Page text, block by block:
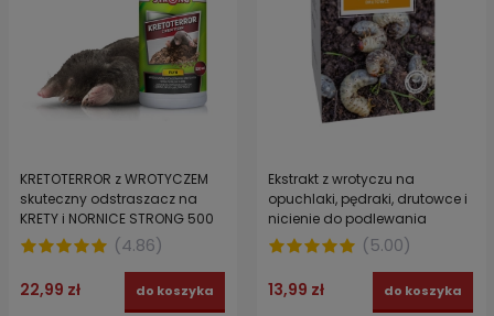
KRETOTERROR z WROTYCZEM
skuteczny odstraszacz na
KRETY i NORNICE STRONG 500
ml
(4.86)
22,99 zł do koszyka
Ekstrakt z wrotyczu na
opuchlaki, pędraki, drutowce i
nicienie do podlewania
AGROPAK 100 ml
(5.00)
13,99 zł do koszyka